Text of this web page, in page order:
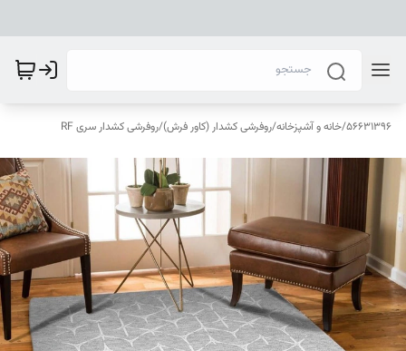
56631396
/خانه و آشپزخانه/روفرشی کشدار (کاور فرش)/روفرشی کشدار سری RF